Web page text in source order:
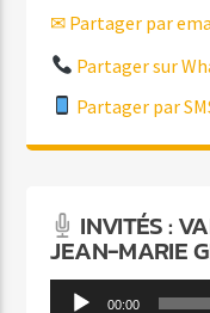
✉ Partager par
Partager sur
Partager par
INVITÉS :
JEAN-MARIE
Lecteur 00:00